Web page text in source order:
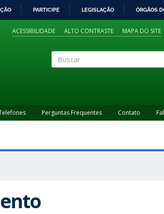
PARTICIPE LEGISLAÇÃO ÓRGÃOS
ACESSIBILIDADE ALTO CONTRASTE MAPA DO SITE
Perguntas Frequentes Contato